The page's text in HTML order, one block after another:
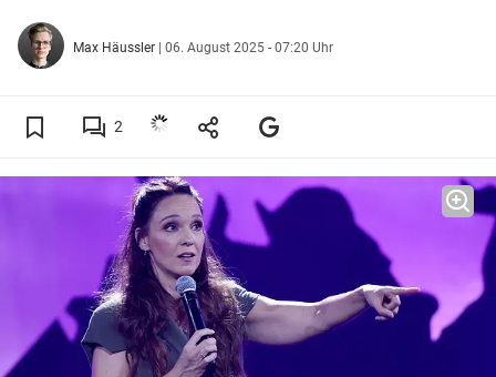
Max Häussler | 06. August 2025 - 07:20 Uhr
2